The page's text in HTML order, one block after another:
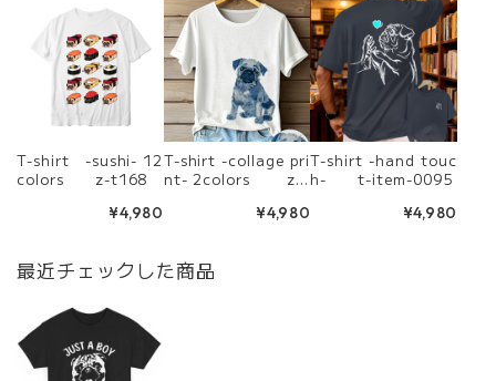
T-shirt -sushi- 12
colors z-t168
¥4,980
T-shirt -collage pri
nt- 2colors z-t
¥4,980
T-shirt -hand touc
h- t-item-0095
¥4,980
最近チェックした商品